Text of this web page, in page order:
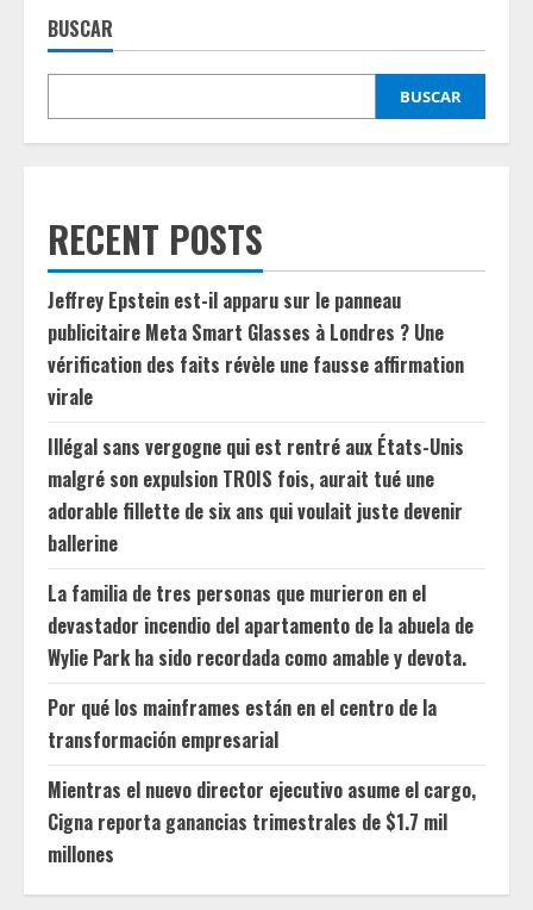
BUSCAR
BUSCAR
RECENT POSTS
Jeffrey Epstein est-il apparu sur le panneau
publicitaire Meta Smart Glasses à Londres ? Une
vérification des faits révèle une fausse affirmation
virale
Illégal sans vergogne qui est rentré aux États-Unis
malgré son expulsion TROIS fois, aurait tué une
adorable fillette de six ans qui voulait juste devenir
ballerine
La familia de tres personas que murieron en el
devastador incendio del apartamento de la abuela de
Wylie Park ha sido recordada como amable y devota.
Por qué los mainframes están en el centro de la
transformación empresarial
Mientras el nuevo director ejecutivo asume el cargo,
Cigna reporta ganancias trimestrales de $1.7 mil
millones